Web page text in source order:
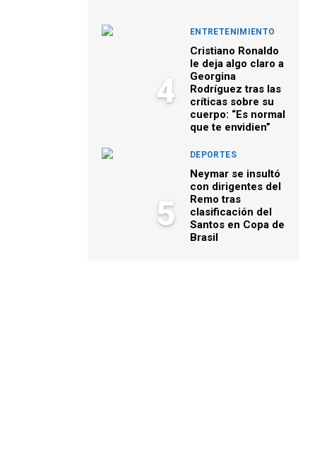
4
ENTRETENIMIENTO
Cristiano Ronaldo
le deja algo claro a
Georgina
Rodríguez tras las
críticas sobre su
cuerpo: “Es normal
que te envidien”
5
DEPORTES
Neymar se insultó
con dirigentes del
Remo tras
clasificación del
Santos en Copa de
Brasil